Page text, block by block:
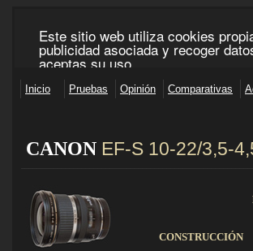
CANON EF-S 10-22/3,5-
CONSTRUCCIÓN